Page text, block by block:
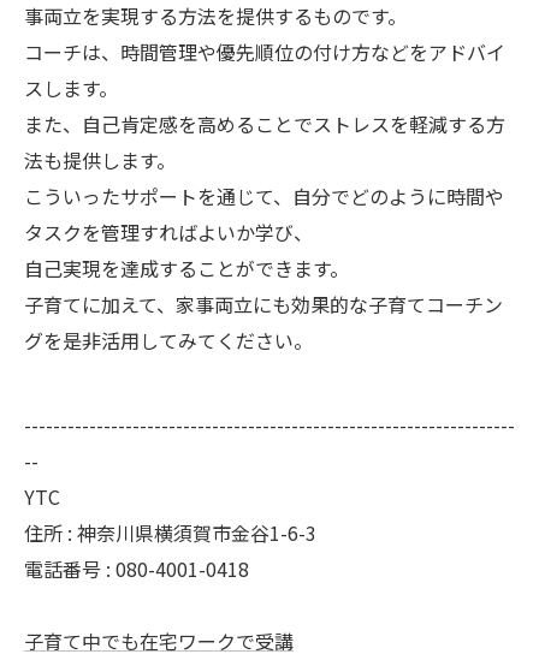
事両立を実現する方法を提供するものです。
コーチは、時間管理や優先順位の付け方などをアドバイ
スします。
また、自己肯定感を高めることでストレスを軽減する方
法も提供します。
こういったサポートを通じて、自分でどのように時間や
タスクを管理すればよいか学び、
自己実現を達成することができます。
子育てに加えて、家事両立にも効果的な子育てコーチン
グを是非活用してみてください。
--------------------------------------------------------------------
--
YTC
住所 : 神奈川県横須賀市金谷1-6-3
電話番号 : 080-4001-0418
子育て中でも在宅ワークで受講